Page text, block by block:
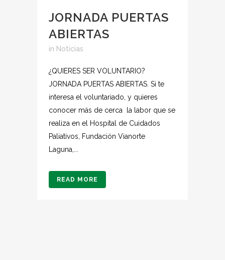
JORNADA PUERTAS
ABIERTAS
in Noticias
¿QUIERES SER VOLUNTARIO?
JORNADA PUERTAS ABIERTAS. Si te
interesa el voluntariado, y quieres
conocer más de cerca la labor que se
realiza en el Hospital de Cuidados
Paliativos, Fundación Vianorte
Laguna,...
READ MORE